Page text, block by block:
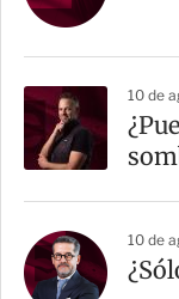
10 de
10 de